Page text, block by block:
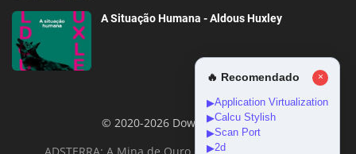
A Situação Humana - Aldous Huxley
© 2020-2026 DownloadGeral
🔥 Recomendado ×
▶Application Virtualization
▶Calcu Stylish
▶Scan Port
▶2d